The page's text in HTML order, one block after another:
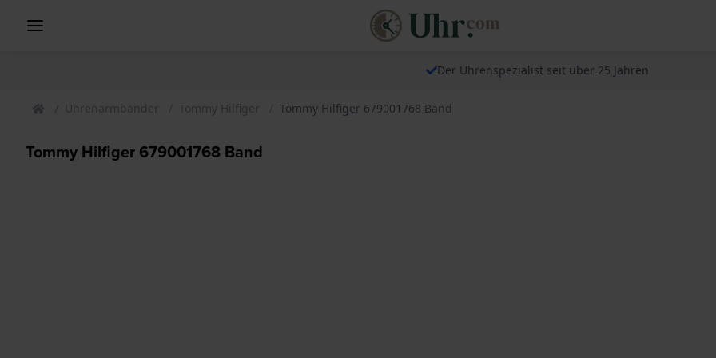
Der Uhrenspezialist seit über 25 Jahren
Uhrenarmbander Tommy Hilfiger Tommy Hilfiger 679001768 Band
Tommy Hilfiger 679001768 Band